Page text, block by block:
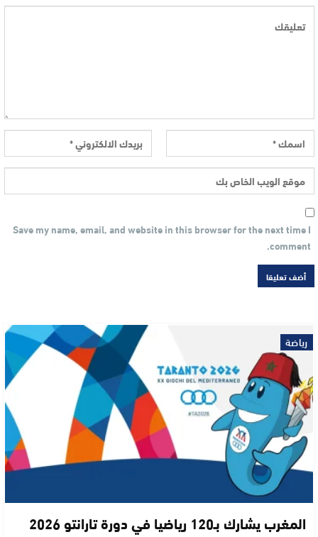
Save my name, email, and website in this browser for the next time I
comment.
رياضة
المغرب يشارك بـ120 رياضيا في دورة تارانتو 2026